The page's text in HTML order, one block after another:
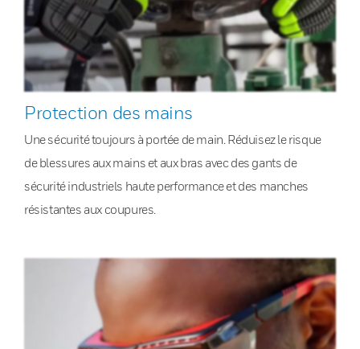
Protection des mains
Une sécurité toujours à portée de main. Réduisez le risque
de blessures aux mains et aux bras avec des gants de
sécurité industriels haute performance et des manches
résistantes aux coupures.